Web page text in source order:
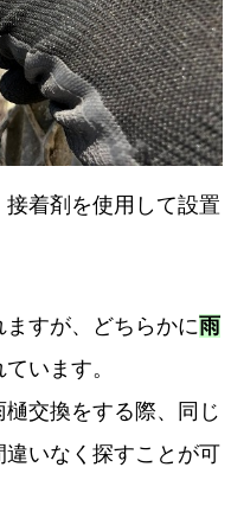
着剤を使用して設置
すが、どちらかに雨
います。
樋交換をする際、同じ
いなく探すことが可